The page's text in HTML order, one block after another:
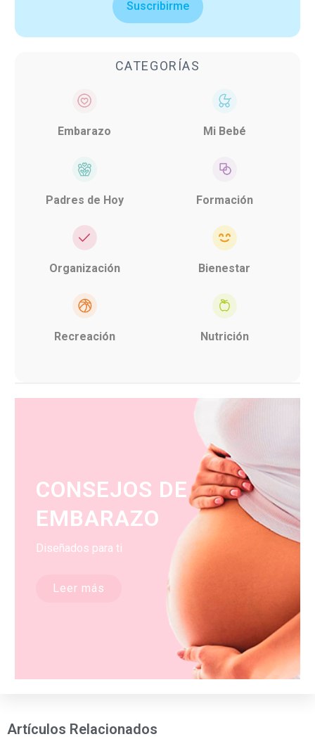
Suscribirme
CATEGORÍAS
Embarazo Mi Bebé
Padres de Hoy Formación
Organización Bienestar
Recreación Nutrición
CONSEJOS DE
EMBARAZO
Diseñados para ti
Leer más
Artículos Relacionados